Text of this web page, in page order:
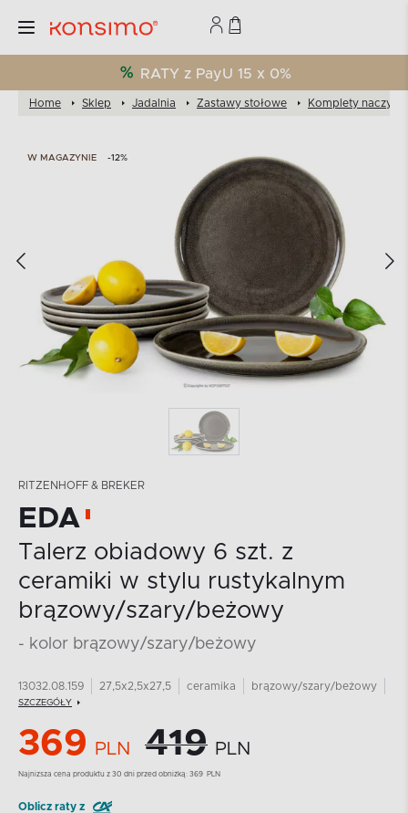
RATY z PayU 15 x 0%
Home Sklep Jadalnia Zastawy stołowe Komplety naczyń
W MAGAZYNIE -12%
RITZENHOFF & BREKER
EDA
Talerz obiadowy 6 szt. z
ceramiki w stylu rustykalnym
brązowy/szary/beżowy
- kolor brązowy/szary/beżowy
13032.08.159 27,5x2,5x27,5 ceramika brązowy/szary/beżowy
SZCZEGÓŁY
369 PLN 419 PLN
Najnizsza cena produktu z 30 dni przed obniżką: 369 PLN
Oblicz raty z